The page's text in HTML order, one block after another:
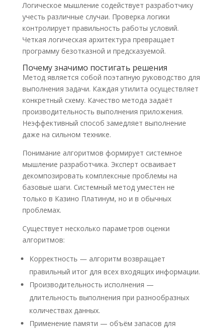
Логическое мышление содействует разработчику
учесть различные случаи. Проверка логики
контролирует правильность работы условий.
Четкая логическая архитектура превращает
программу безотказной и предсказуемой.
Почему значимо постигать решения
Метод является собой поэтапную руководство для
выполнения задачи. Каждая утилита осуществляет
конкретный схему. Качество метода задаёт
производительность выполнения приложения.
Неэффективный способ замедляет выполнение
даже на сильном технике.
Понимание алгоритмов формирует системное
мышление разработчика. Эксперт осваивает
декомпозировать комплексные проблемы на
базовые шаги. Системный метод уместен не
только в Казино Платинум, но и в обычных
проблемах.
Существует несколько параметров оценки
алгоритмов:
Корректность — алгоритм возвращает
правильный итог для всех входящих информации.
Производительность исполнения —
длительность выполнения при разнообразных
количествах данных.
Применение памяти — объём запасов для